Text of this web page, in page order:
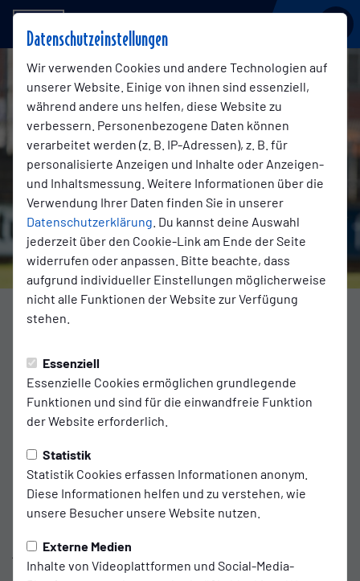
Datenschutzeinstellungen
Wir verwenden Cookies und andere Technologien auf
unserer Website. Einige von ihnen sind essenziell,
während andere uns helfen, diese Website zu
verbessern. Personenbezogene Daten können
verarbeitet werden (z. B. IP-Adressen), z. B. für
personalisierte Anzeigen und Inhalte oder Anzeigen-
und Inhaltsmessung. Weitere Informationen über die
Verwendung Ihrer Daten finden Sie in unserer
Datenschutzerklärung . Du kannst deine Auswahl
jederzeit über den Cookie-Link am Ende der Seite
widerrufen oder anpassen. Bitte beachte, dass
aufgrund individueller Einstellungen möglicherweise
nicht alle Funktionen der Website zur Verfügung
stehen.
Essenziell
Essenzielle Cookies ermöglichen grundlegende
Funktionen und sind für die einwandfreie Funktion
der Website erforderlich.
Statistik
Statistik Cookies erfassen Informationen anonym.
Diese Informationen helfen und zu verstehen, wie
unsere Besucher unsere Website nutzen.
Externe Medien
Inhalte von Videoplattformen und Social-Media-
BSV KICKERS EMDEN
TRANSFERS
Julian Stöhr kehrt nach Emden zurück
BSV verpflichtet 25-jährigen Ex-Larrelter von Atlas
Delmenhorst
Ein Ostfriese kehrt früher oder später stets in die
Heimat zurück. Dieser Spruch gilt ab der neuen
jährige Linksfuß wechselt von Atlas Delmenhorst
zum BSV: „Mit Julian holen wir einen waschechten